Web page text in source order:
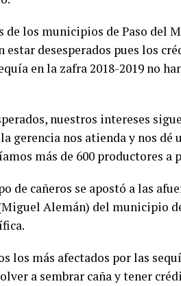
de los municipios de Paso del
estar desesperados pues los
en la zafra 2018-2019 no
nuestros intereses
gerencia nos atienda y nos dé
más de 600 productores a
de cañeros se apostó a las
Alemán) del municipio
los más afectados por las
a sembrar caña y tener